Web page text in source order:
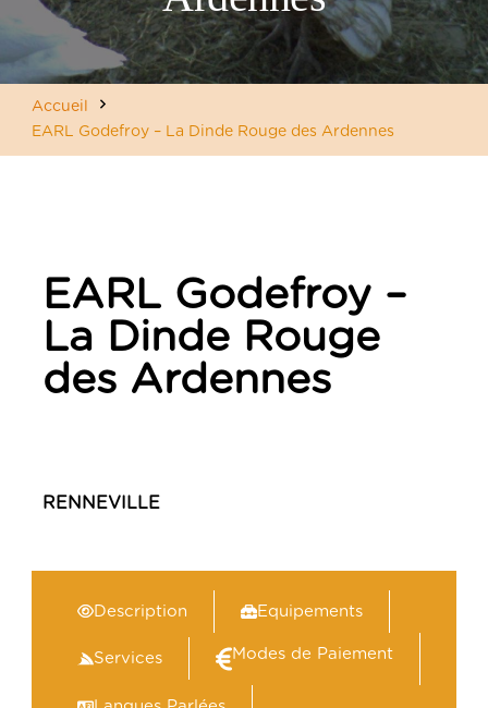
Accueil
EARL Godefroy – La Dinde Rouge des Ardennes
EARL Godefroy –
La Dinde Rouge
des Ardennes
RENNEVILLE
Description Equipements
Services Modes de Paiement